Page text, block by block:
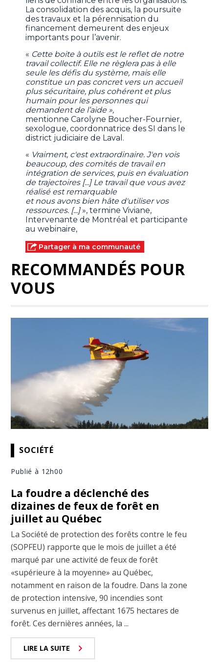
La consolidation des acquis, la poursuite
des travaux et la pérennisation du
financement demeurent des enjeux
importants pour l’avenir.
« Cette boite à outils est le reflet de notre
travail collectif. Elle ne règlera pas à elle
seule les défis du système, mais elle
constitue un pas concret vers un accueil
plus sécuritaire, plus cohérent et plus
humain pour les personnes qui
demandent de l’aide »,
mentionne Carolyne Boucher-Fournier,
sexologue, coordonnatrice des SI dans le
district judiciaire de Laval.
« Vraiment, c'est extraordinaire. J'en vois
beaucoup, des comités de travail en
intégration de services, puis en évaluation
de trajectoires [...] Le travail que vous avez
réalisé est remarquable
et nous avons bien hâte d'utiliser vos
ressources. [...]», termine Viviane,
Intervenante de Montréal et participante
au webinaire,
Partager à ma communauté
RECOMMANDÉS POUR
VOUS
SOCIÉTÉ
Publié à 12h00
La foudre a déclenché des
dizaines de feux de forêt en
juillet au Québec
La Société de protection des forêts contre le feu
(SOPFEU) rapporte que le mois de juillet a été
marqué par une activité de feux de forêt
«supérieure à la moyenne» au Québec,
notamment en raison de la foudre. Dans la zone
de protection intensive, 90 incendies sont
survenus en juillet, affectant 1675 hectares de
forêt. Ces dernières années, la ...
LIRE LA SUITE